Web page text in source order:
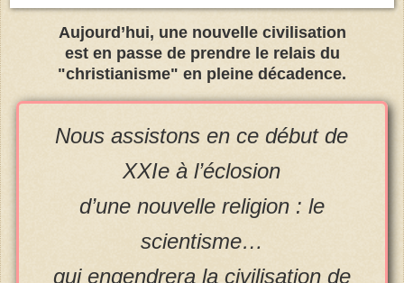
Aujourd’hui, une nouvelle civilisation
est en passe de prendre le relais du
"christianisme" en pleine décadence.
Nous assistons en ce début de
XXIe à l’éclosion
d’une nouvelle religion : le
scientisme…
qui engendrera la civilisation de